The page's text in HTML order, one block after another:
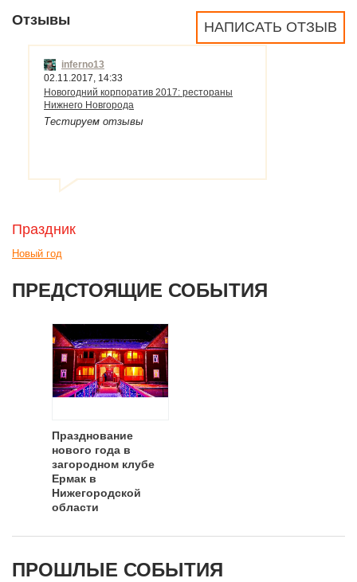
НАПИСАТЬ ОТЗЫВ
Отзывы
inferno13
02.11.2017, 14:33
Новогодний корпоратив 2017: рестораны
Нижнего Новгорода
Тестируем отзывы
Праздник
Новый год
ПРЕДСТОЯЩИЕ СОБЫТИЯ
Празднование
нового года в
загородном клубе
Ермак в
Нижегородской
области
ПРОШЛЫЕ СОБЫТИЯ